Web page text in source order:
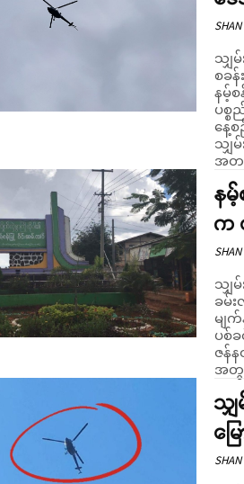
SHAN
သျှ
စခ
နမ့်စန်
ပစ္
နေ့
သျှမ်းသံ
အတ
န
က
SHAN
သျှ
ခမ်
မျ
ပစ်ခ
ဇန်
အတွ
သျှ
မ
SHAN